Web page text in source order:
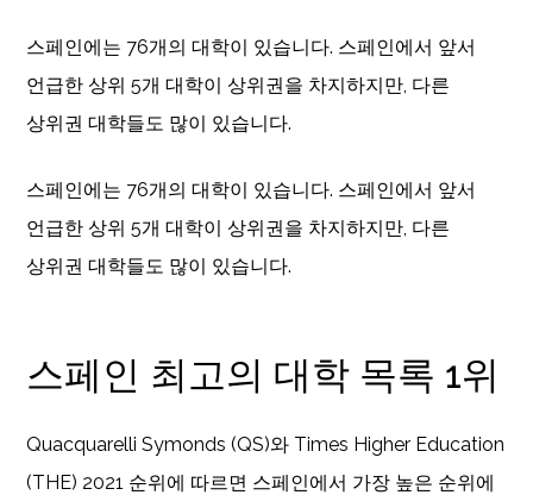
스페인에는 76개의 대학이 있습니다. 스페인에서 앞서
언급한 상위 5개 대학이 상위권을 차지하지만, 다른
상위권 대학들도 많이 있습니다.
스페인에는 76개의 대학이 있습니다. 스페인에서 앞서
언급한 상위 5개 대학이 상위권을 차지하지만, 다른
상위권 대학들도 많이 있습니다.
스페인 최고의 대학 목록 1위
Quacquarelli Symonds (QS)와 Times Higher Education
(THE) 2021 순위에 따르면 스페인에서 가장 높은 순위에